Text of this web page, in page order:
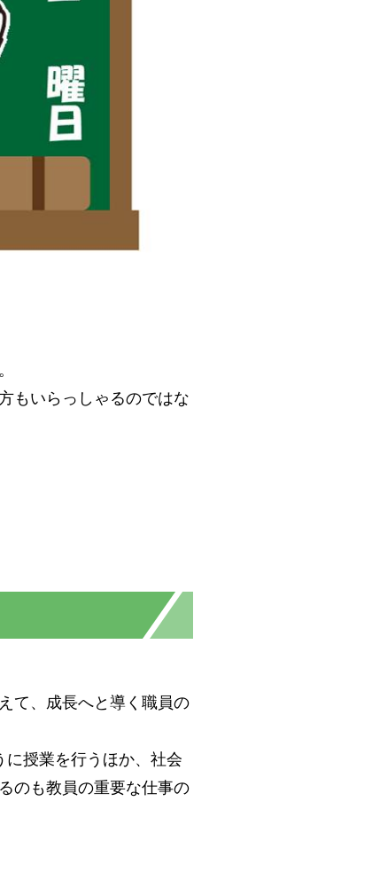
もいらっしゃるのではな
て、成長へと導く職員の
授業を行うほか、社会
のも教員の重要な仕事の